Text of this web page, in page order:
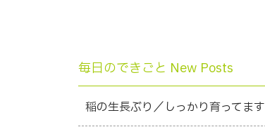
毎日のできごと New Posts
稲の生長ぶり／しっかり育ってます